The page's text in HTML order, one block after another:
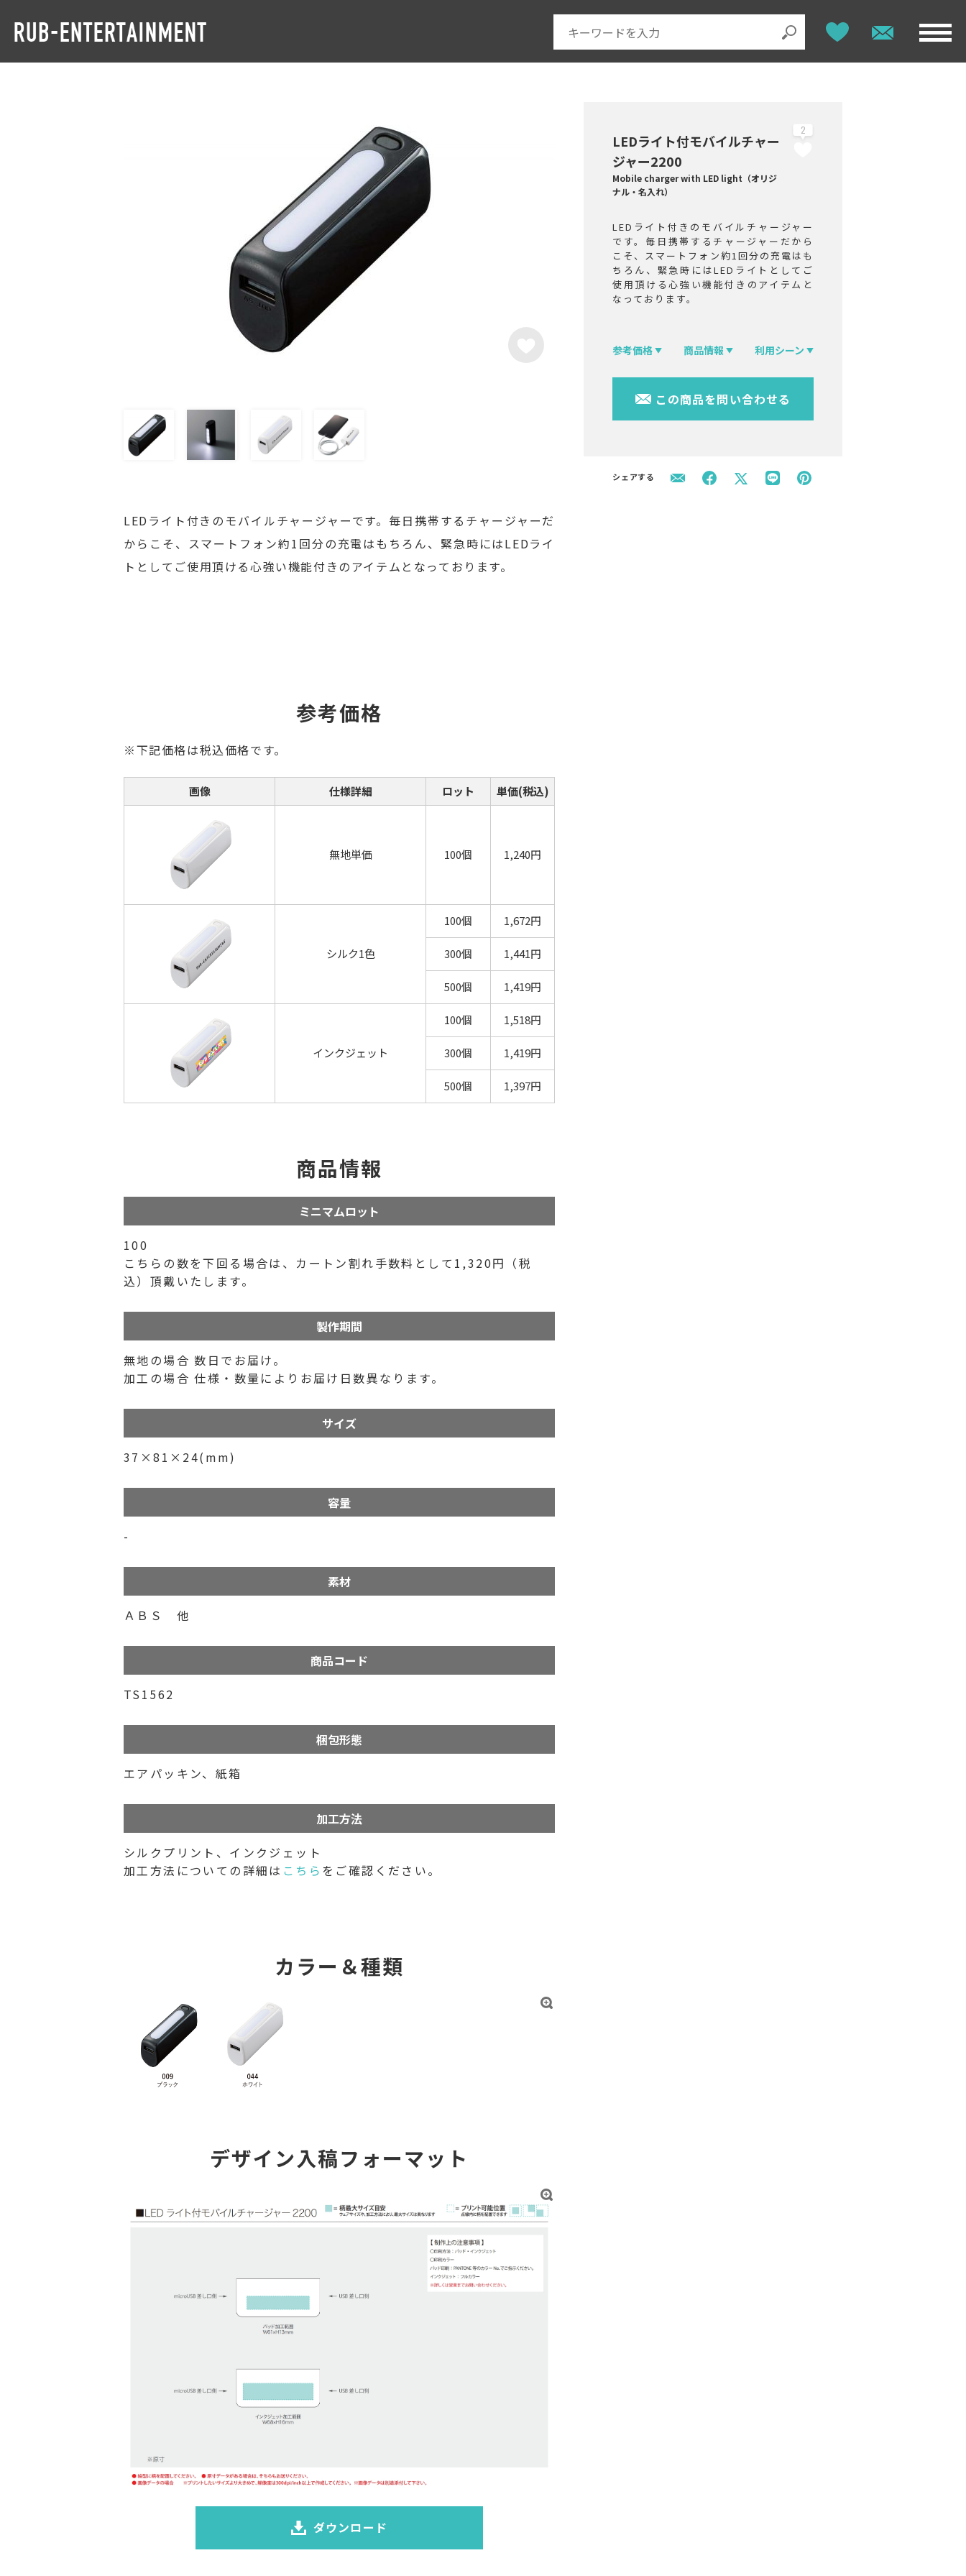
LEDライト付モバイルチャー
ジャー2200
Mobile charger with LED light（オリジ
ナル・名入れ）
2
LEDライト付きのモバイルチャージャー
です。毎日携帯するチャージャーだから
こそ、スマートフォン約1回分の充電はも
ちろん、緊急時にはLEDライトとしてご
使用頂ける心強い機能付きのアイテムと
なっております。
参考価格 商品情報 利用シーン
この商品を問い合わせる
シェアする
LEDライト付きのモバイルチャージャーです。毎日携帯するチャージャーだ
からこそ、スマートフォン約1回分の充電はもちろん、緊急時にはLEDライ
トとしてご使用頂ける心強い機能付きのアイテムとなっております。
参考価格
※下記価格は税込価格です。
画像 仕様詳細 ロット 単価(税込)
無地単価 100個 1,240円
シルク1色
100個 1,672円
300個 1,441円
500個 1,419円
インクジェット
100個 1,518円
300個 1,419円
500個 1,397円
商品情報
ミニマムロット
100
こちらの数を下回る場合は、カートン割れ手数料として1,320円（税
込）頂戴いたします。
製作期間
無地の場合 数日でお届け。
加工の場合 仕様・数量によりお届け日数異なります。
サイズ
37×81×24(mm)
容量
-
素材
ＡＢＳ 他
商品コード
TS1562
梱包形態
エアパッキン、紙箱
加工方法
シルクプリント、インクジェット
加工方法についての詳細は こちら をご確認ください。
カラー＆種類
デザイン入稿フォーマット
ダウンロード